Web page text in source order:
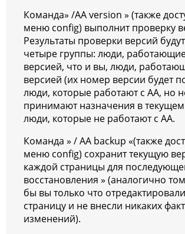
Команда» /AA version » (также
меню config) выполнит проверку
Результаты проверки версий
четыре группы: люди,
версией, что и вы, люди,
версией (их номер версии будет
люди, которые работают с AA, но
принимают назначения в
люди, которые не работают с AA.
Команда » / AA backup «(также
меню config) сохранит текущую
каждой страницы для
восстановления » (аналогично
бы вы только что
страницу и не внесли никаких
изменений).